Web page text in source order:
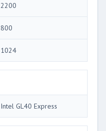
2200
800
1024
Intel GL40 Express